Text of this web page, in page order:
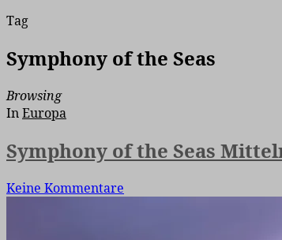
Tag
Symphony of the Seas
Browsing
InEuropa
Symphony of the Seas
Keine Kommentare